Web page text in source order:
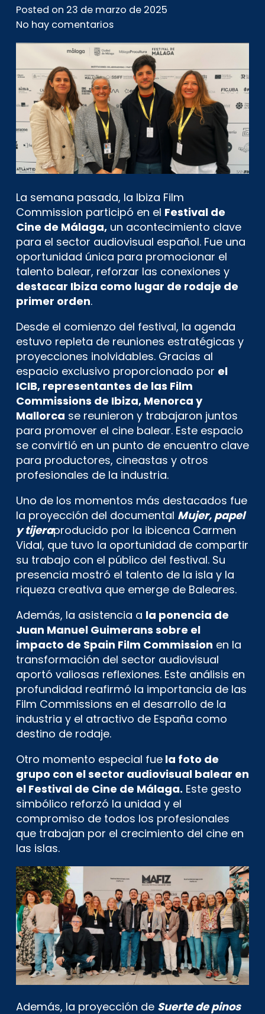
Posted on 23 de marzo de 2025
No hay comentarios
La semana pasada, la Ibiza Film
Commission participó en el Festival de
Cine de Málaga, un acontecimiento clave
para el sector audiovisual español. Fue una
oportunidad única para promocionar el
talento balear, reforzar las conexiones y
destacar Ibiza como lugar de rodaje de
primer orden.
Desde el comienzo del festival, la agenda
estuvo repleta de reuniones estratégicas y
proyecciones inolvidables. Gracias al
espacio exclusivo proporcionado por el
ICIB, representantes de las Film
Commissions de Ibiza, Menorca y
Mallorca se reunieron y trabajaron juntos
para promover el cine balear. Este espacio
se convirtió en un punto de encuentro clave
para productores, cineastas y otros
profesionales de la industria.
Uno de los momentos más destacados fue
la proyección del documental Mujer, papel
y tijeraproducido por la ibicenca Carmen
Vidal, que tuvo la oportunidad de compartir
su trabajo con el público del festival. Su
presencia mostró el talento de la isla y la
riqueza creativa que emerge de Baleares.
Además, la asistencia a la ponencia de
Juan Manuel Guimerans sobre el
impacto de Spain Film Commission en la
transformación del sector audiovisual
aportó valiosas reflexiones. Este análisis en
profundidad reafirmó la importancia de las
Film Commissions en el desarrollo de la
industria y el atractivo de España como
destino de rodaje.
Otro momento especial fue la foto de
grupo con el sector audiovisual balear en
el Festival de Cine de Málaga. Este gesto
simbólico reforzó la unidad y el
compromiso de todos los profesionales
que trabajan por el crecimiento del cine en
las islas.
Además, la proyección de Suerte de pinos